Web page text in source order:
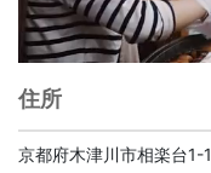
住所
京都府木津川市相楽台